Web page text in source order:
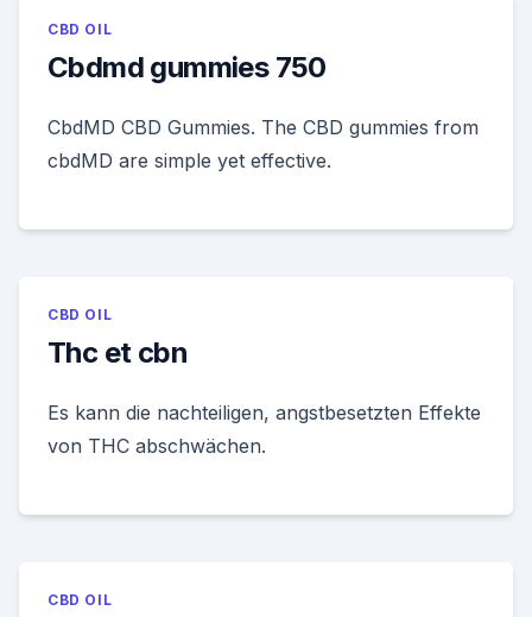
CBD OIL
Cbdmd gummies 750
CbdMD CBD Gummies. The CBD gummies from
cbdMD are simple yet effective.
CBD OIL
Thc et cbn
Es kann die nachteiligen, angstbesetzten Effekte
von THC abschwächen.
CBD OIL